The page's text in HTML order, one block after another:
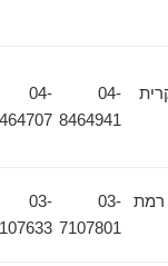
04-
8464941
8464707
03-
7107801
7107633